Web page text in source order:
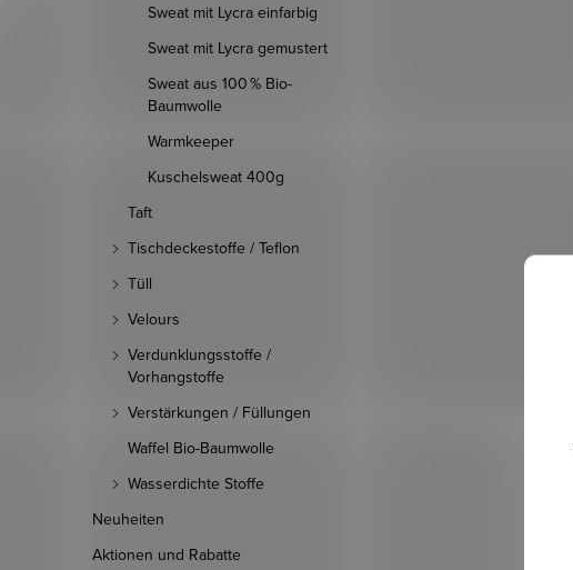
Sweat mit Lycra einfarbig
Sweat mit Lycra gemustert
Sweat aus 100 % Bio-
Baumwolle
Warmkeeper
Kuschelsweat 400g
Taft
Tischdeckestoffe / Teflon
Tüll
Velours
Verdunklungsstoffe /
Vorhangstoffe
Verstärkungen / Füllungen
Waffel Bio-Baumwolle
Wasserdichte Stoffe
Neuheiten
Aktionen und Rabatte